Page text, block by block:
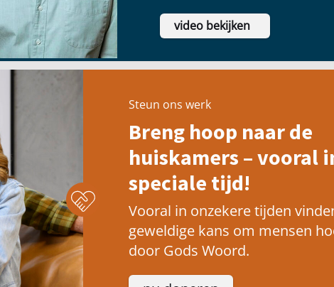
video bekijken
Steun ons werk
Breng hoop naar de
huiskamers – vooral
speciale tijd!
Vooral in onzekere tijden
geweldige kans om mensen
door Gods Woord.